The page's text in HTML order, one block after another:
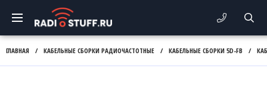
ГЛАВНАЯ / КАБЕЛЬНЫЕ СБОРКИ РАДИОЧАСТОТНЫЕ / КАБЕЛЬНЫЕ СБОРКИ 5D-FB /